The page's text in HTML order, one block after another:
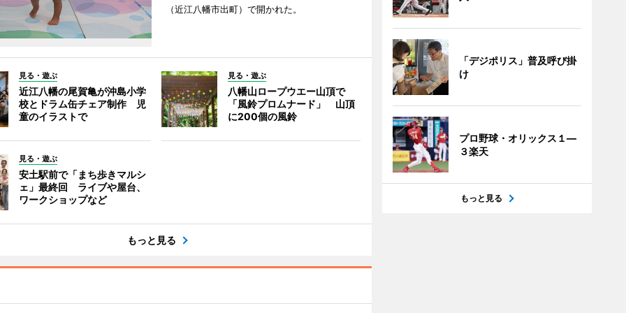
（近江八幡市出町）で開かれた。
見る・遊ぶ
近江八幡の尾賀亀が沖島小学
校とドラム缶チェア制作 児
童のイラストで
見る・遊ぶ
八幡山ロープウエー山頂で
「風鈴プロムナード」 山頂
に200個の風鈴
見る・遊ぶ
安土駅前で「まち歩きマルシ
ェ」最終回 ライブや屋台、
ワークショップなど
もっと見る
「デジポリス」普及呼び掛
け
プロ野球・オリックス１―
３楽天
もっと見る